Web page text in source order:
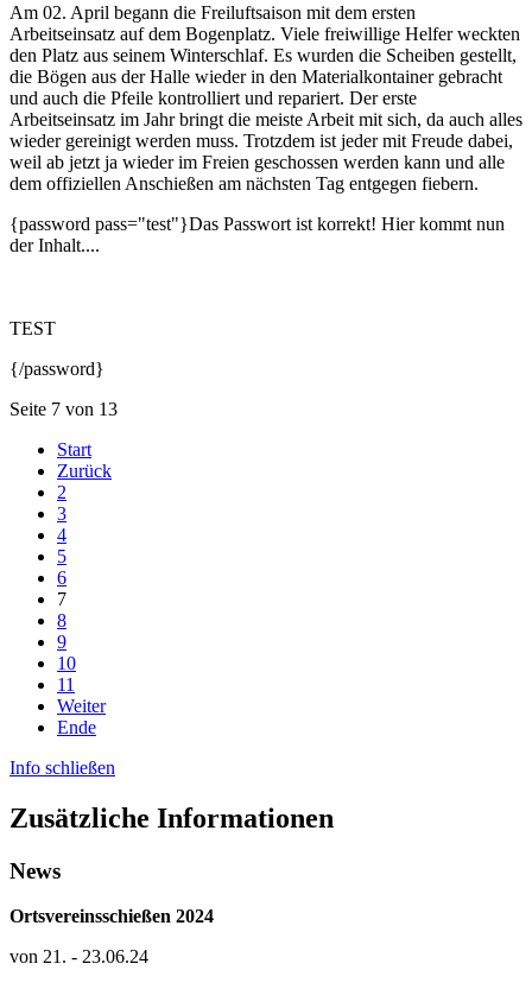
Am 02. April begann die Freiluftsaison mit dem ersten
Arbeitseinsatz auf dem Bogenplatz. Viele freiwillige Helfer weckten
den Platz aus seinem Winterschlaf. Es wurden die Scheiben gestellt,
die Bögen aus der Halle wieder in den Materialkontainer gebracht
und auch die Pfeile kontrolliert und repariert. Der erste
Arbeitseinsatz im Jahr bringt die meiste Arbeit mit sich, da auch alles
wieder gereinigt werden muss. Trotzdem ist jeder mit Freude dabei,
weil ab jetzt ja wieder im Freien geschossen werden kann und alle
dem offiziellen Anschießen am nächsten Tag entgegen fiebern.
{password pass="test"}Das Passwort ist korrekt! Hier kommt nun
der Inhalt....
TEST
{/password}
Seite 7 von 13
Start
Zurück
2
3
4
5
6
7
8
9
10
11
Weiter
Ende
Info schließen
Zusätzliche Informationen
News
Ortsvereinsschießen 2024
von 21. - 23.06.24